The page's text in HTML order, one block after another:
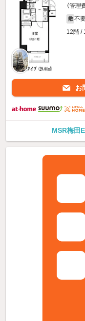
（管理
敷 不
12階 /
お
MSR梅田